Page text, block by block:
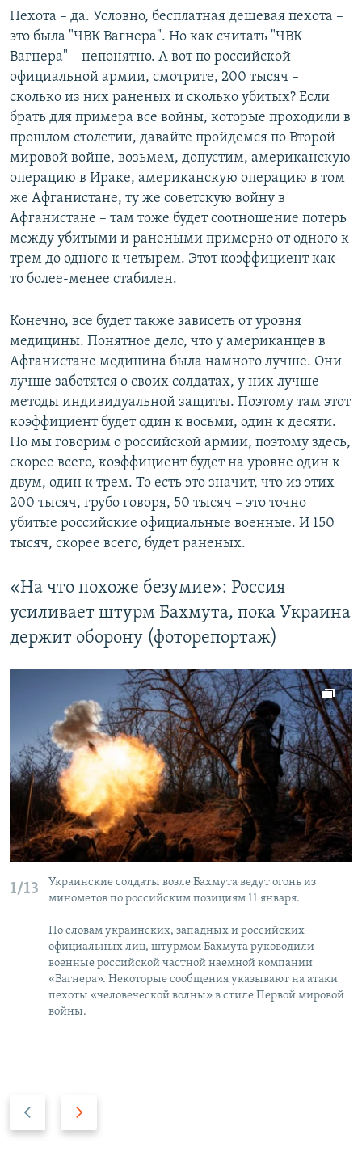
Пехота – да. Условно, бесплатная дешевая пехота –
это была "ЧВК Вагнера". Но как считать "ЧВК
Вагнера" – непонятно. А вот по российской
официальной армии, смотрите, 200 тысяч –
сколько из них раненых и сколько убитых? Если
брать для примера все войны, которые проходили в
прошлом столетии, давайте пройдемся по Второй
мировой войне, возьмем, допустим, американскую
операцию в Ираке, американскую операцию в том
же Афганистане, ту же советскую войну в
Афганистане – там тоже будет соотношение потерь
между убитыми и ранеными примерно от одного к
трем до одного к четырем. Этот коэффициент как-
то более-менее стабилен.
Конечно, все будет также зависеть от уровня
медицины. Понятное дело, что у американцев в
Афганистане медицина была намного лучше. Они
лучше заботятся о своих солдатах, у них лучше
методы индивидуальной защиты. Поэтому там этот
коэффициент будет один к восьми, один к десяти.
Но мы говорим о российской армии, поэтому здесь,
скорее всего, коэффициент будет на уровне один к
двум, один к трем. То есть это значит, что из этих
200 тысяч, грубо говоря, 50 тысяч – это точно
убитые российские официальные военные. И 150
тысяч, скорее всего, будет раненых.
«На что похоже безумие»: Россия
усиливает штурм Бахмута, пока Украина
держит оборону (фоторепортаж)
1/13
Украинские солдаты возле Бахмута ведут огонь из
минометов по российским позициям 11 января.
По словам украинских, западных и российских
официальных лиц, штурмом Бахмута руководили
военные российской частной наемной компании
«Вагнера». Некоторые сообщения указывают на атаки
пехоты «человеческой волны» в стиле Первой мировой
войны.